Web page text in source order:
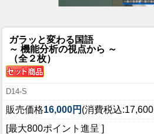
ガラッと変わる国語
～ 機能分析の視点から ～
（全２枚）
D14-S
販売価格16,000円 (消費税込
[最大800ポイント進呈 ]